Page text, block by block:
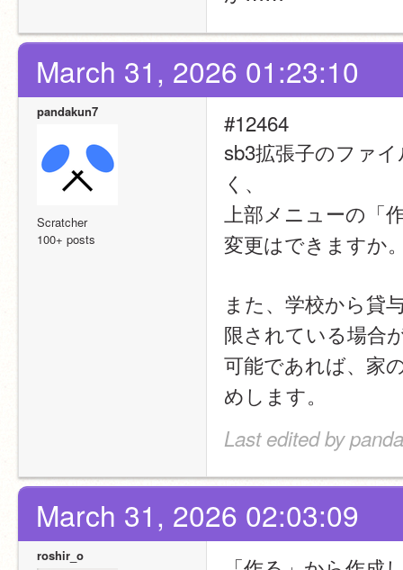
March 31, 2026 01:23:10
pandakun7
Scratcher
100+ posts
#12464
sb3拡張子のファ
く、
上部メニューの「
変更はできますか
また、学校から貸
限されている場合
可能であれば、家
めします。
Last edited by
March 31, 2026 02:03:09
roshir_o